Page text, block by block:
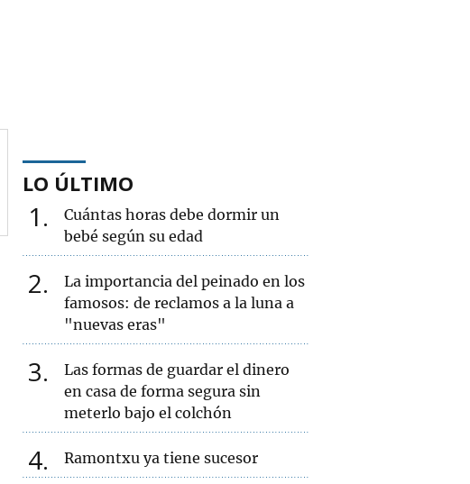
LO ÚLTIMO
1
Cuántas horas debe dormir un
bebé según su edad
2
La importancia del peinado en los
famosos: de reclamos a la luna a
"nuevas eras"
3
Las formas de guardar el dinero
en casa de forma segura sin
meterlo bajo el colchón
4 Ramontxu ya tiene sucesor